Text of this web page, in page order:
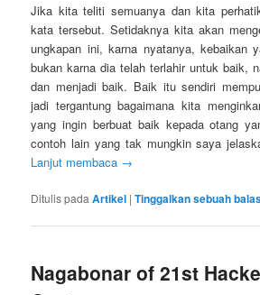
Jika kita teliti semuanya dan kita
kata tersebut. Setidaknya kita akan
ungkapan ini, karna nyatanya, kebaikan
bukan karna dia telah terlahir untuk baik,
dan menjadi baik. Baik itu sendiri
jadi tergantung bagaimana kita
yang ingin berbuat baik kepada otang
contoh lain yang tak mungkin saya
Lanjut membaca →
Ditulis pada Artikel |Tinggalkan sebuah
Nagabonar of 21st